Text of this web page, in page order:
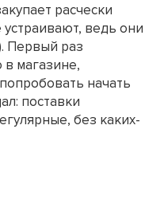
расчески
ведь они
Первый раз
в магазине,
начать
поставки
без каких-